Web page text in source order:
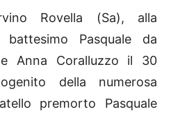
Rovella (Sa), alla
Pasquale da
e Anna Coralluzzo il 30
della numerosa
premorto Pasquale